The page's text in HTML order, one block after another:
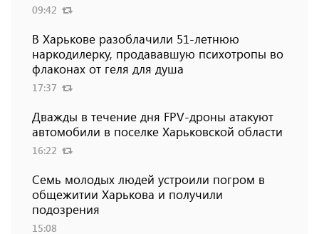
09:42
В Харькове разоблачили 51-летнюю
наркодилерку, продававшую психотропы во
флаконах от геля для душа
17:37
Дважды в течение дня FPV-дроны атакуют
автомобили в поселке Харьковской области
16:22
Семь молодых людей устроили погром в
общежитии Харькова и получили
подозрения
15:08